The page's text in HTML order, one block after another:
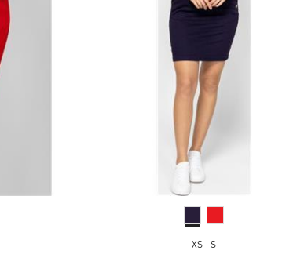
XS S